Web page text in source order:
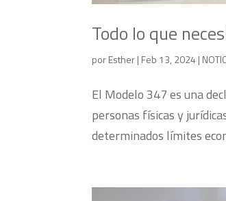
Todo lo que
porEsther| Feb 13, 2024 |
El Modelo 347 es una
personas físicas y
determinados límites